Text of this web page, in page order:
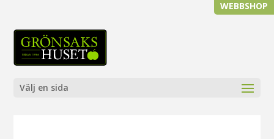
WEBBSHOP
Välj en sida